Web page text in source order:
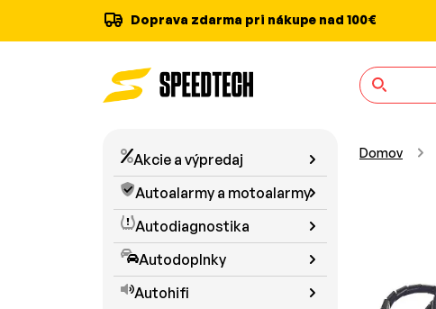
Doprava zdarma pri nákupe nad 100€
Akcie a výpredaj
Autoalarmy a motoalarmy
Autodiagnostika
Autodoplnky
Autohifi
Domov